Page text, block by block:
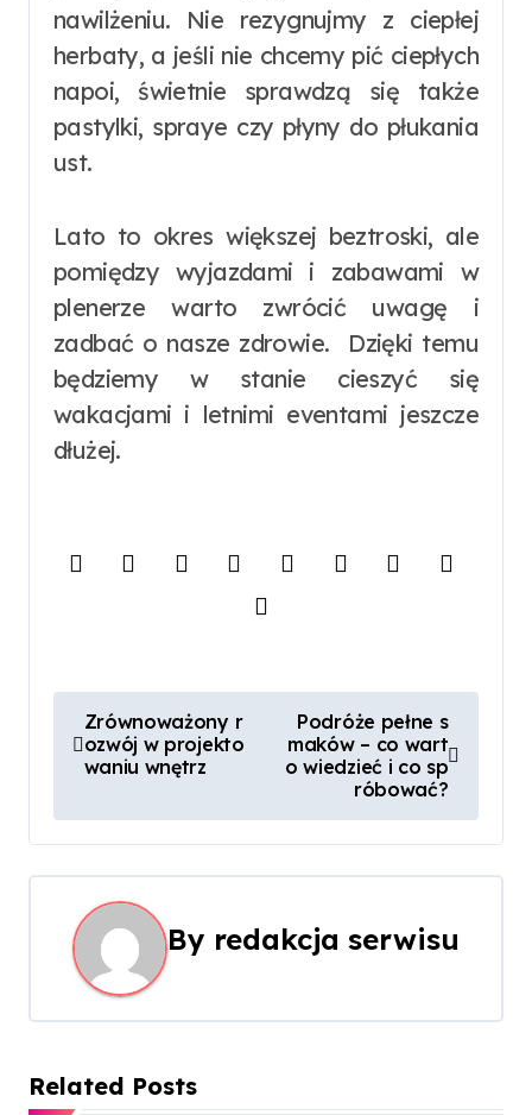
nawilżeniu. Nie rezygnujmy z ciepłej
herbaty, a jeśli nie chcemy pić ciepłych
napoi, świetnie sprawdzą się także
pastylki, spraye czy płyny do płukania
ust.
Lato to okres większej beztroski, ale
pomiędzy wyjazdami i zabawami w
plenerze warto zwrócić uwagę i
zadbać o nasze zdrowie. Dzięki temu
będziemy w stanie cieszyć się
wakacjami i letnimi eventami jeszcze
dłużej.
a
w
i
a
c
a
Zrównoważony r
ozwój w projekto
waniu wnętrz
Podróże pełne s
maków – co wart
o wiedzieć i co sp
róbować?
By redakcja serwisu
Related Posts